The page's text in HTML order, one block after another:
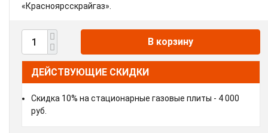
«Красноярсскрайгаз».
В корзину
ДЕЙСТВУЮЩИЕ СКИДКИ
Скидка 10% на стационарные газовые плиты - 4 000
руб.